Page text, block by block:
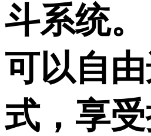
斗系统
可以自
式，享受